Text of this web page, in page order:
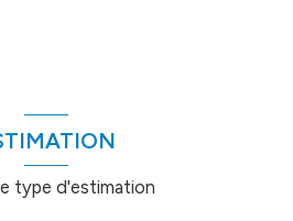
type d'estimation